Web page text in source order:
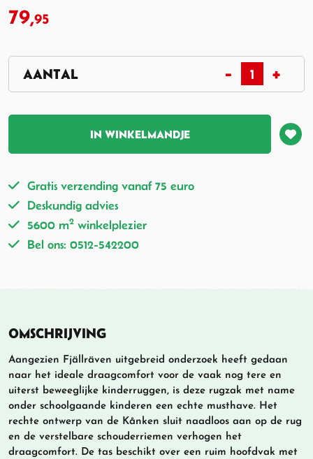
79,95
IN WINKELMANDJE
Gratis verzending vanaf 75 euro
Deskundig advies
5600 m2 winkelplezier
Bel ons: 0512-542200
OMSCHRIJVING
Aangezien Fjällräven uitgebreid onderzoek heeft gedaan
naar het ideale draagcomfort voor de vaak nog tere en
uiterst beweeglijke kinderruggen, is deze rugzak met name
onder schoolgaande kinderen een echte musthave. Het
rechte ontwerp van de Kånken sluit naadloos aan op de rug
en de verstelbare schouderriemen verhogen het
draagcomfort. De tas beschikt over een ruim hoofdvak met